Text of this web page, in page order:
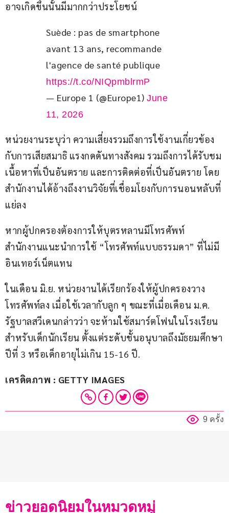
อาจเกิดขึ้นนั้นมีมากกว่าประโยชน์
Suède : pas de smartphone
avant 13 ans, recommande
l'agence de santé publique
https://t.co/NIQpmblrmP
— Europe 1 (@Europe1) June
11, 2026
หน่วยงานระบุว่า ความเสี่ยงรวมถึงการใช้งานเกี่ยวข้อง
กับการเสียสมาธิ แรงกดดันทางสังคม รวมถึงการได้รับชม
เนื้อหาที่เป็นอันตราย และการติดต่อที่เป็นอันตราย โดย
สำนักงานได้อ้างถึงงานวิจัยที่เชื่อมโยงกับการนอนหลับที่
แย่ลง
หากผู้ปกครองต้องการให้บุตรหลานมีโทรศัพท์
สำนักงานแนะนำการใช้ “โทรศัพท์แบบธรรมดา” ที่ไม่มี
อินเทอร์เน็ตแทน
ในเดือน มิ.ย. หน่วยงานได้เรียกร้องให้ผู้ปกครองวาง
โทรศัพท์ลง เมื่อใช้เวลากับลูก ๆ ขณะที่เมื่อเดือน ม.ค.
รัฐบาลสวีเดนกล่าวว่า จะห้ามใช้สมาร์ตโฟนในโรงเรียน
สำหรับเด็กนักเรียน ตั้งแต่ระดับชั้นอนุบาลถึงมัธยมศึกษา
ปีที่ 3 หรือเด็กอายุไม่เกิน 15-16 ปี.
เครดิตภาพ : GETTY IMAGES
9 ครั้ง
ข่าวยอดนิยมในหมวดหมู่